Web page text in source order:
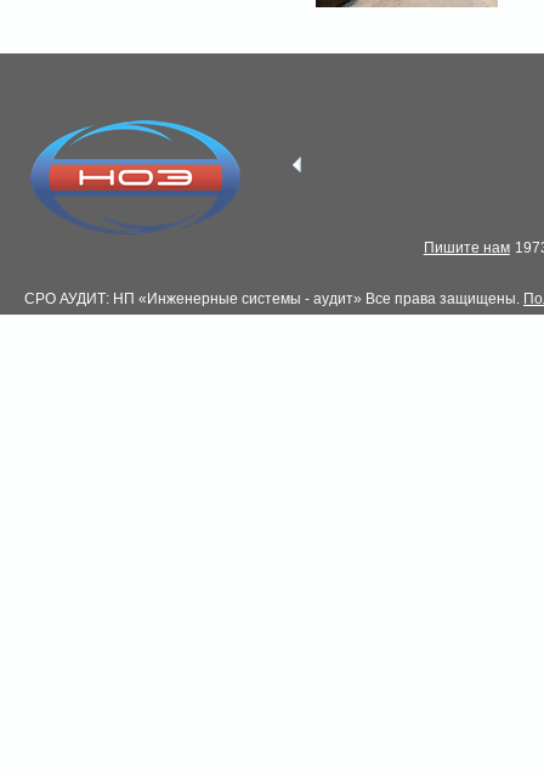
СРО АУДИТ: НП «Инженерные системы - аудит» Все права защищены.
Пишите нам